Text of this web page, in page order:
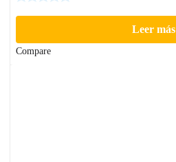
Leer más
Compare